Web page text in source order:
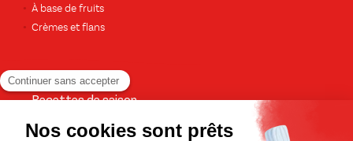
À base de fruits
Crèmes et flans
Recettes de saison
Printemps